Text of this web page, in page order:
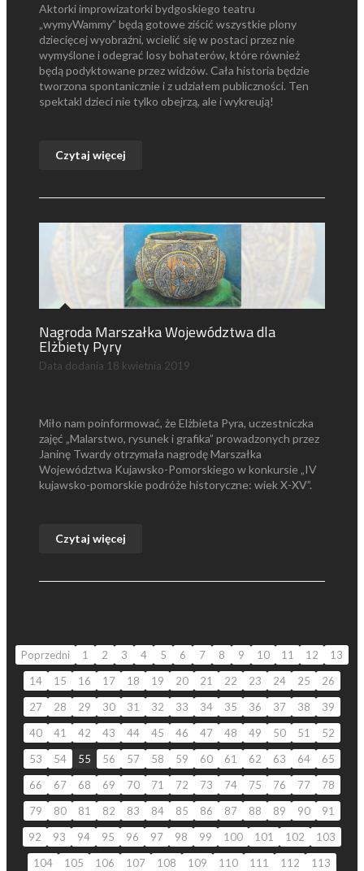
Aktorki improwizatorki bydgoskiego teatru
„wymyWammy” będą gotowe ziścić wszystkie plony
dziecięcej wyobraźni, wcielić się w postaci przez nie
wymyślone i odegrać losy bohaterów, które również
będą podyktowane przez widzów. Cała historia będzie
tworzona spontanicznie i z udziałem publiczności. Ten
spektakl dzieci nie tylko obejrzą, ale i wykreują!
Czytaj więcej
Nagroda Marszałka Województwa dla
Elżbiety Pyry
Data dodania 18 kwietnia 2019
Miło nam poinformować, że Elżbieta Pyra, uczestniczka
zajęć „Malarstwo, rysunek i grafika” prowadzonych przez
Janinę Twardy otrzymała nagrodę Marszałka
Województwa Kujawsko-Pomorskiego w konkursie „IV
kujawsko-pomorskie podróże historyczne: wiek X-XV”.
Czytaj więcej
Poprzedni 1 2 3 4 5 6 7 8 9 10 11 12
13
14
15 16 17 18 19 20 21 22 23 24 25
26
27
28 29 30 31 32 33 34 35 36 37 38
39
40
41 42 43 44 45 46 47 48 49 50 51
52
53
54 55 56 57 58 59 60 61 62 63 64
65
66
67 68 69 70 71 72 73 74 75 76 77
78
79
80 81 82 83 84 85 86 87 88 89 90
91
92
93 94 95 96 97 98 99 100 101 102
103
104
105 106 107 108 109 110 111 112 113